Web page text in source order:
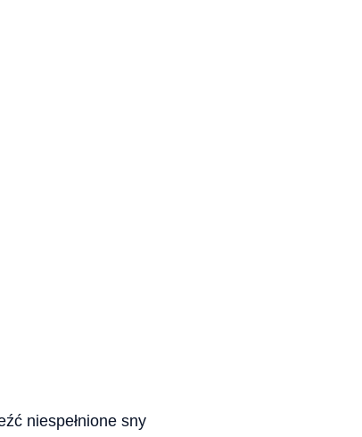
niespełnione sny